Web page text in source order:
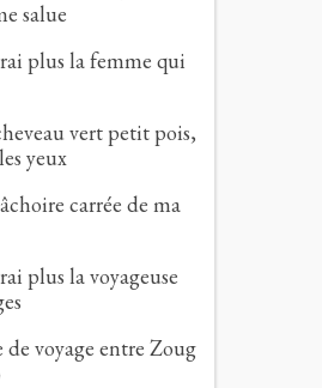
salue
plus la femme qui
vert petit pois,
yeux
carrée de ma
plus la voyageuse
de voyage entre Zoug